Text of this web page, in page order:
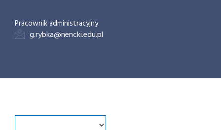
Pracownik administracyjny
g.rybka@nencki.edu.pl